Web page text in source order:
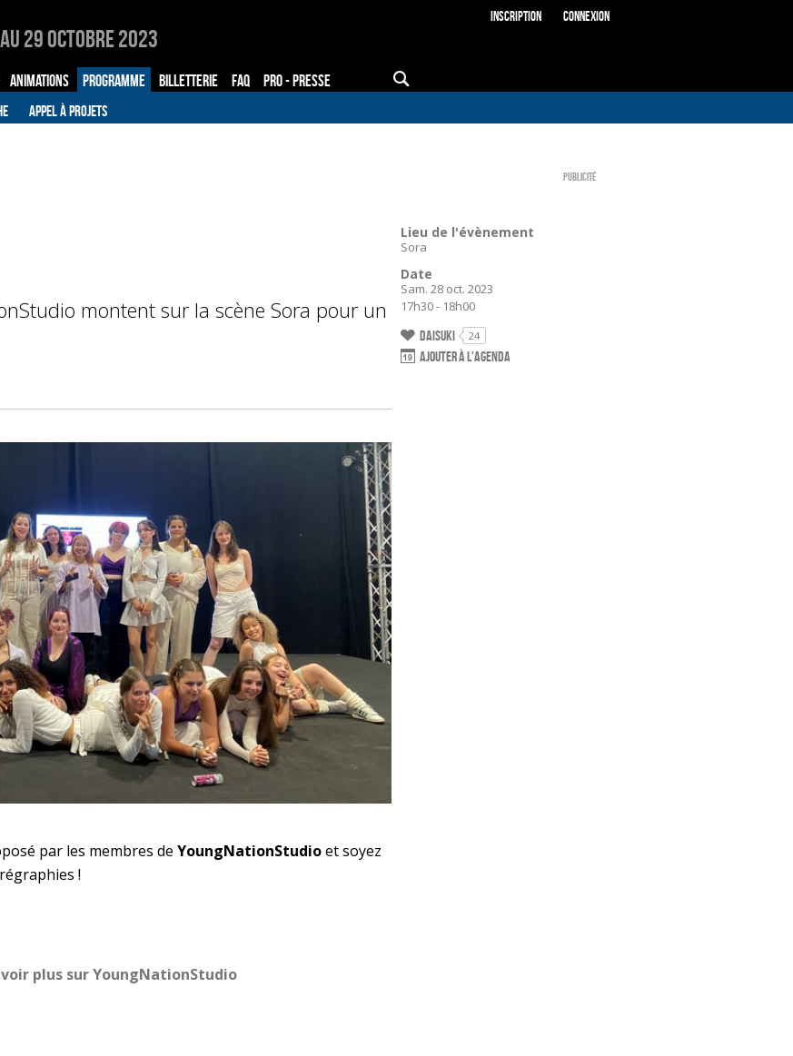
29 Octobre 2023
Inscription Connexion
ANIMATIONS PROGRAMME BILLETTERIE FAQ PRO - PRESSE
APPEL À PROJETS
Publicité
montent sur la scène Sora pour un
par les membres de YoungNationStudioet soyez
!
plus sur YoungNationStudio
Lieu de l'évènement
Sora
Date
Sam. 28 oct. 2023
17h30 - 18h00
Daisuki 24
Ajouter à l'agenda